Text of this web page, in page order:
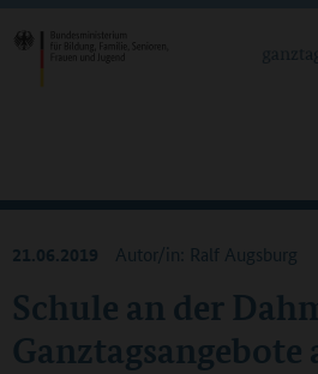
Schule an der
21.06.2019 Autor/in: Ralf Augsburg